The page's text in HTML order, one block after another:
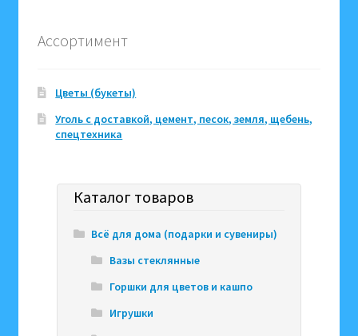
Ассортимент
Цветы (букеты)
Уголь с доставкой, цемент, песок, земля, щебень,
спецтехника
Каталог товаров
Всё для дома (подарки и сувениры)
Вазы стеклянные
Горшки для цветов и кашпо
Игрушки